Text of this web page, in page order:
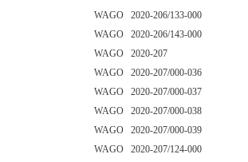
WAGO 2020-206/133-000
WAGO 2020-206/143-000
WAGO 2020-207
WAGO 2020-207/000-036
WAGO 2020-207/000-037
WAGO 2020-207/000-038
WAGO 2020-207/000-039
WAGO 2020-207/124-000